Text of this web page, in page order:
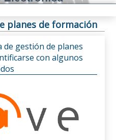
planes de formación
de gestión de planes
con algunos